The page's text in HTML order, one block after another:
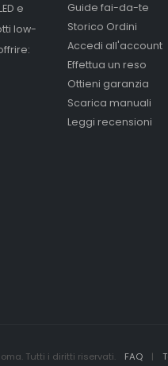
e
low-
Guide fai-da-te
Storico Ordini
Accedi all'account
Effettua un reso
Ottieni garanzia
Scarica manuali
Leggi recensioni
Tutti i diritti riservati. FAQ |